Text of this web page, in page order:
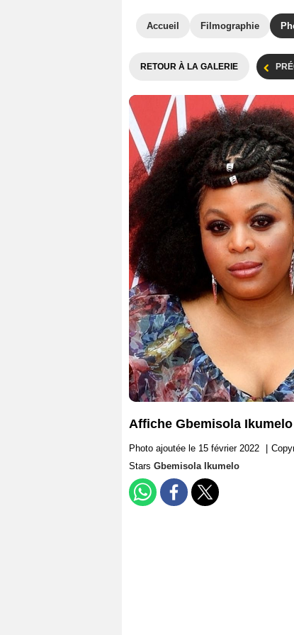
Accueil Filmographie
RETOUR À LA GALERIE
Affiche Gbemisola Ikumelo
Photo ajoutée le 15 février 2022
Stars Gbemisola Ikumelo